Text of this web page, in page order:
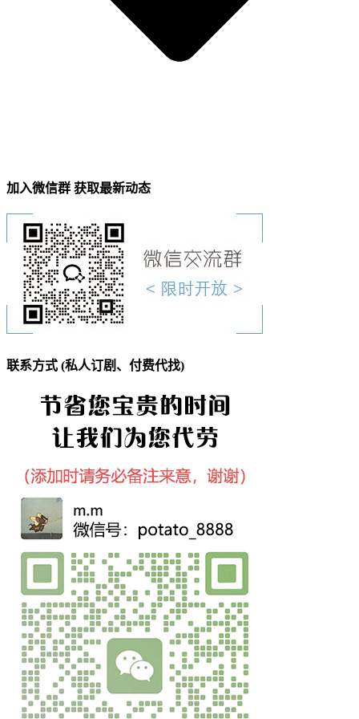
加入微信群 获取最新动态
联系方式 (私人订剧、付费代找)